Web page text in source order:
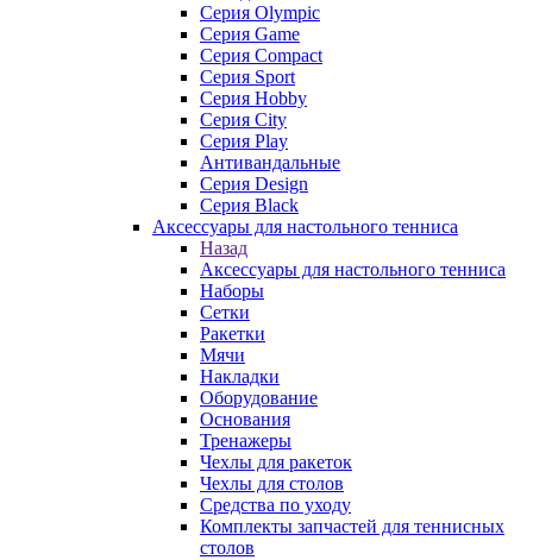
Серия Olympic
Серия Game
Серия Compact
Серия Sport
Серия Hobby
Серия City
Серия Play
Антивандальные
Серия Design
Серия Black
Аксессуары для настольного тенниса
Назад
Аксессуары для настольного тенниса
Наборы
Сетки
Ракетки
Мячи
Накладки
Оборудование
Основания
Тренажеры
Чехлы для ракеток
Чехлы для столов
Средства по уходу
Комплекты запчастей для теннисных
столов